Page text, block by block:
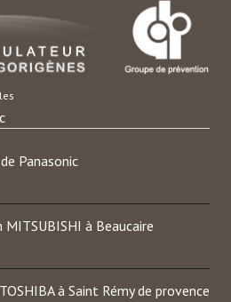
Panasonic
à Beaucaire
à Saint Rémy de provence